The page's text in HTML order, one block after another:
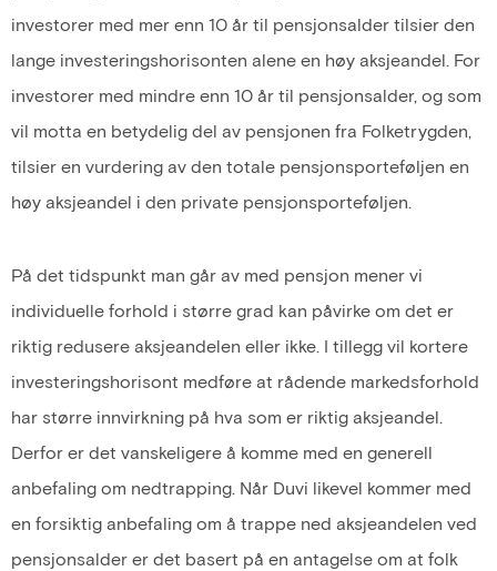
investorer med mer enn 10 år til pensjonsalder tilsier den
lange investeringshorisonten alene en høy aksjeandel. For
investorer med mindre enn 10 år til pensjonsalder, og som
vil motta en betydelig del av pensjonen fra Folketrygden,
tilsier en vurdering av den totale pensjonsporteføljen en
høy aksjeandel i den private pensjonsporteføljen.
På det tidspunkt man går av med pensjon mener vi
individuelle forhold i større grad kan påvirke om det er
riktig redusere aksjeandelen eller ikke. I tillegg vil kortere
investeringshorisont medføre at rådende markedsforhold
har større innvirkning på hva som er riktig aksjeandel.
Derfor er det vanskeligere å komme med en generell
anbefaling om nedtrapping. Når Duvi likevel kommer med
en forsiktig anbefaling om å trappe ned aksjeandelen ved
pensjonsalder er det basert på en antagelse om at folk